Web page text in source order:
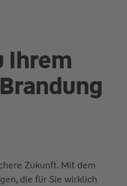
Ihrem
Zukunft. Mit dem
die für Sie wirklich